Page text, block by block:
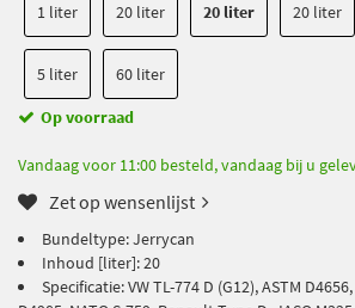
1 liter 20 liter 20 liter 20 liter
5 liter
60 liter
Op voorraad
Vandaag voor 11:00 besteld, vandaag bij u
Zet op wensenlijst
Bundeltype: Jerrycan
Inhoud [liter]: 20
Specificatie: VW TL-774 D (G12), ASTM